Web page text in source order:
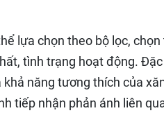
lựa chọn theo bộ lọc, chọn
tình trạng hoạt động.
năng tương thích của
tiếp nhận phản ánh liên